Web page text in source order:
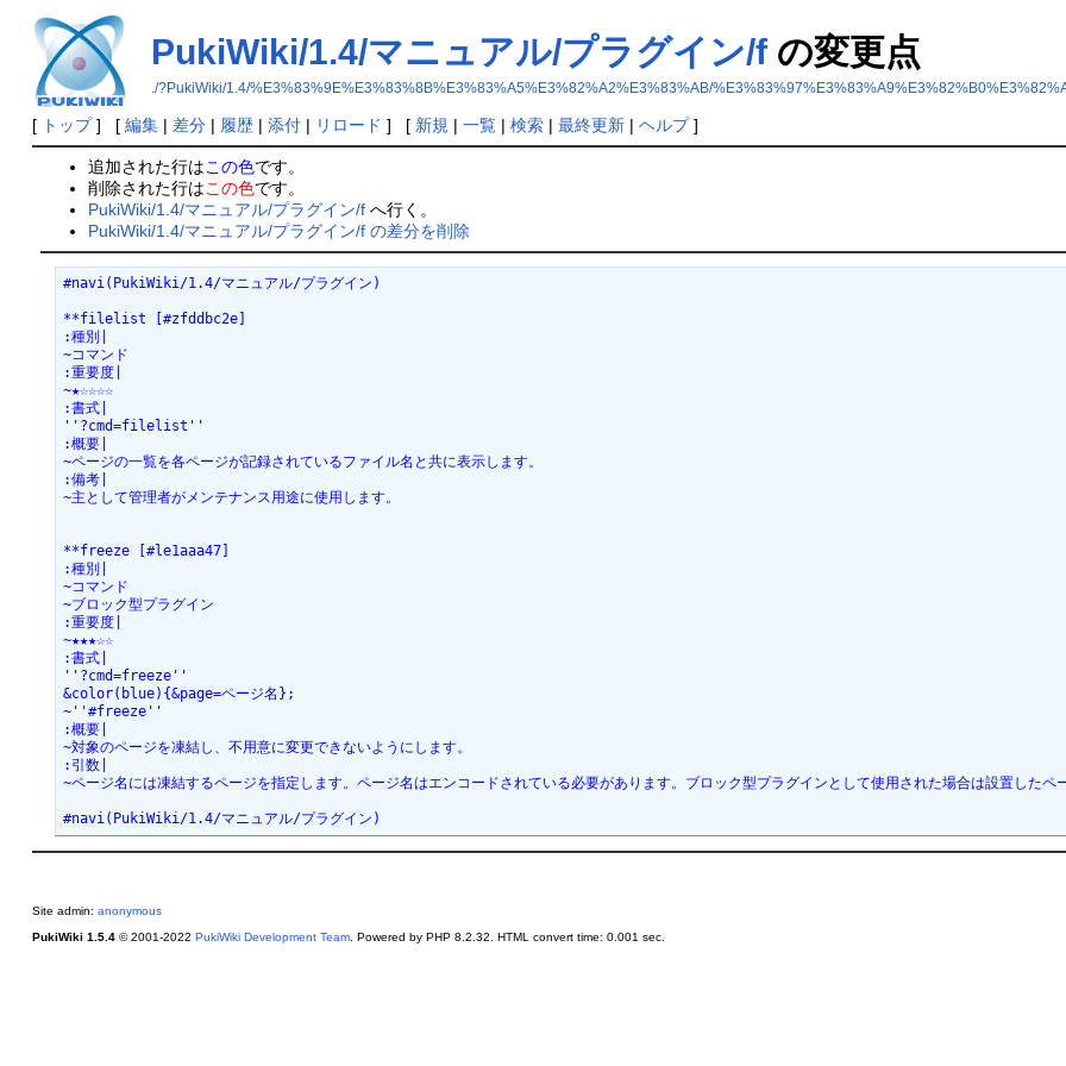
PukiWiki/1.4/マニュアル/プラグイン/fの変更点
./?PukiWiki/1.4/%E3%83%9E%E3%83%8B%E3%83%A5%E3%82%A2%E3%83%AB/
[ トップ] [ 編集| 差分| 履歴| 添付| リロード ] [ 新規 | 一覧| 検索| 最終更新| ヘルプ]
追加された行はこの色です。
削除された行はこの色です。
PukiWiki/1.4/マニュアル/プラグイン/f へ行く。
PukiWiki/1.4/マニュアル/プラグイン/f の差分を削除
#navi(PukiWiki/1.4/マニュアル/プラグイン)
**filelist [#zfddbc2e]
:種別|
~コマンド
:重要度|
~★☆☆☆☆
:書式|
''?cmd=filelist''
:概要|
~ページの一覧を各ページが記録されているファイル名と共に表示します。
:備考|
~主として管理者がメンテナンス用途に使用します。
**freeze [#le1aaa47]
:種別|
~コマンド
~ブロック型プラグイン
:重要度|
~★★★☆☆
:書式|
''?cmd=freeze''
&color(blue){&page=ページ名};
~''#freeze''
:概要|
~対象のページを凍結し、不用意に変更できないようにします。
:引数|
~ページ名には凍結するページを指定します。ページ名はエンコードされている必要があります。ブロック型プラグインとして使用された場合は設置したペ
#navi(PukiWiki/1.4/マニュアル/プラグイン)
Site admin: anonymous
PukiWiki 1.5.4© 2001-2022 PukiWiki Development Team. Powered by PHP 8.2.32. HTML convert time: 0.001 sec.